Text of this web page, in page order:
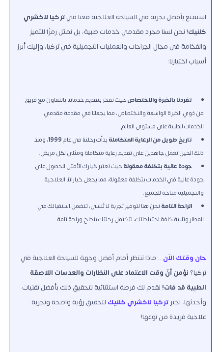
استمتع بأفضل تجربة في السياحة العلاجية معنا فيتركيا لاكشري
كلنيك! نحن لسنا مجرد مقدمي خدمات طبية، بل نمثل رمزًا للتميز
والفخامة في مجال الجراحات والعمليات التجميلية في تركيا، وإليك أبرز
أسباب اختيارنا:
تفردنا بالخبرة والاختصاصحيث نفخر بتقديم خدماتنا بالتعاون مع فريق
من ذوي الخبرة الواسعة والاختصاص، مما يجعلنا في مقدمة مقدمي
الخدمات الطبية على مستوى العالم.
تاريخ طويل من الرعاية المتكاملةبدأت رحلتنا في عام1999، ومنذ
ذلك الحين نعمل جاهدين على تقديم رعاية متكاملة ومثلى لكل مريض.
جودة عالية بتكلفة معقولةحيث نعتبر خيارك الأمثل للحصول على
جودة عالية في الخدمات بتكلفة معقولة، مما يجعل خياراتنا العلاجية
والتجميلية متاحة للجميع.
الراحة التامةنحن هنا لتوفير تجربة لا تُنسى، تتضمن استقبالك في
المطار وتلبية كافة احتياجاتك، لتكتمل رحلتك بنجاح وراحة تامة.
حان وقتك الآن .. ماذا تنتظر أمام أفضل وجهة للسياحة العلاجية في
تركيا؟ نؤمن أنّ وقت الاعتماد على النظارات والعدسات اللاصقة
الطبية قد فات! نقدم لك فرصة استثنائية لتحقيق ذلك بأفضل تقنيات
وأحدثها، اخترتركيا لاكشري كلنيك لتحقيق رؤية واضحة وتجربة
علاجية فريدة من نوعها!